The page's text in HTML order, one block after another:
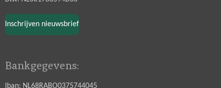
Inschrijven nieuwsbrief
Bankgegevens:
Iban: NL68RABO0375744045